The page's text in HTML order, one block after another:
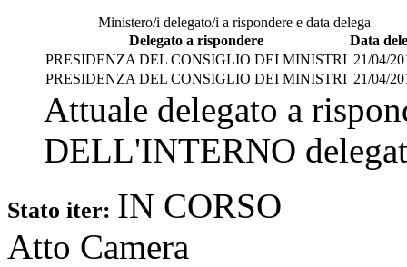
Ministero/i delegato/i a rispondere e data delega
Delegato a rispondere
Data
PRESIDENZA DEL CONSIGLIO DEI MINISTRI 21/04/
PRESIDENZA DEL CONSIGLIO DEI MINISTRI 21/04/
Attuale delegato a
DELL'INTERNO
Stato iter: IN CORSO
Atto Camera